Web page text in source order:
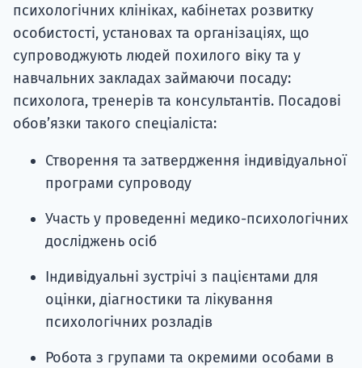
психологічних клініках, кабінетах розвитку
особистості, установах та організаціях, що
супроводжують людей похилого віку та у
навчальних закладах займаючи посаду:
психолога, тренерів та консультантів. Посадові
обов’язки такого спеціаліста:
Створення та затвердження індивідуальної
програми супроводу
Участь у проведенні медико-психологічних
досліджень осіб
Індивідуальні зустрічі з пацієнтами для
оцінки, діагностики та лікування
психологічних розладів
Робота з групами та окремими особами в